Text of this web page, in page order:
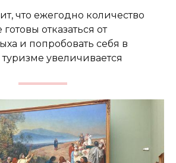
что ежегодно количество
отказаться от
и попробовать себя в
увеличивается